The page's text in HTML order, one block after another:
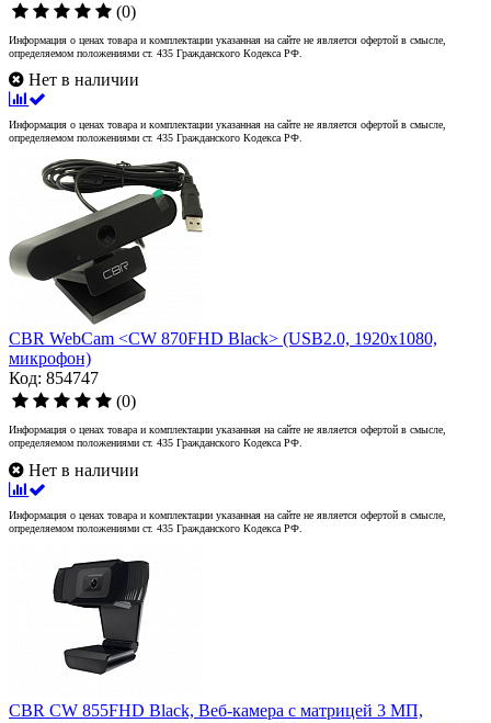
(0)
Информация о ценах товара и комплектации указанная на сайте не является офертой в смысле,
определяемом положениями ст. 435 Гражданского Кодекса РФ.
Нет в наличии
Информация о ценах товара и комплектации указанная на сайте не является офертой в смысле,
определяемом положениями ст. 435 Гражданского Кодекса РФ.
CBR WebCam <CW 870FHD Black> (USB2.0, 1920x1080,
микрофон)
Код: 854747
(0)
Информация о ценах товара и комплектации указанная на сайте не является офертой в смысле,
определяемом положениями ст. 435 Гражданского Кодекса РФ.
Нет в наличии
Информация о ценах товара и комплектации указанная на сайте не является офертой в смысле,
определяемом положениями ст. 435 Гражданского Кодекса РФ.
CBR CW 855FHD Black, Веб-камера с матрицей 3 МП,